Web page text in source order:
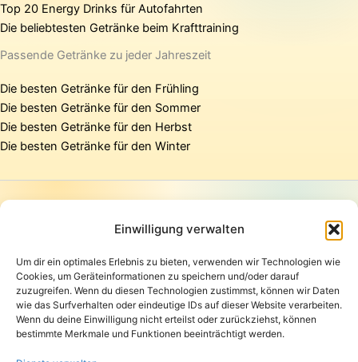
Einwilligung verwalten
Um dir ein optimales Erlebnis zu bieten, verwenden wir Technologien wie
Cookies, um Geräteinformationen zu speichern und/oder darauf
zuzugreifen. Wenn du diesen Technologien zustimmst, können wir Daten
wie das Surfverhalten oder eindeutige IDs auf dieser Website verarbeiten.
Wenn du deine Einwilligung nicht erteilst oder zurückziehst, können
bestimmte Merkmale und Funktionen beeinträchtigt werden.
Top 20 Energy Drinks für Autofahrten
Die beliebtesten Getränke beim Krafttraining
Passende Getränke zu jeder Jahreszeit
Die besten Getränke für den Frühling
Die besten Getränke für den Sommer
Die besten Getränke für den Herbst
Die besten Getränke für den Winter
Presse
Datenschutzerklärung
AGB
Widerrufsbelehrung
Versand und Lieferung
Zahlungsarten